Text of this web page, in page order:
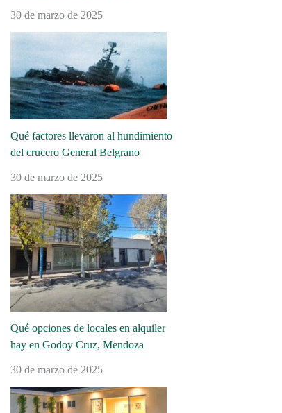
30 de marzo de 2025
Qué factores llevaron al hundimiento
del crucero General Belgrano
30 de marzo de 2025
Qué opciones de locales en alquiler
hay en Godoy Cruz, Mendoza
30 de marzo de 2025